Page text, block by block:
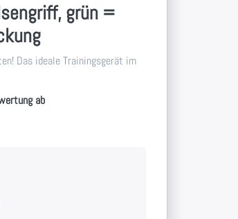
grün =
Das ideale Trainingsgerät im
ab